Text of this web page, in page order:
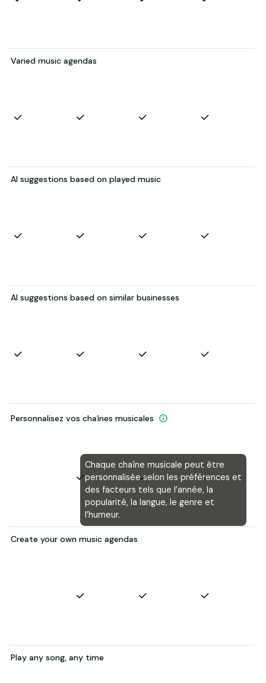
Varied music agendas
AI suggestions based on played music
AI suggestions based on similar businesses
Personnalisez vos chaînes musicales
Chaque chaîne musicale peut être
personnalisée selon les préférences et
des facteurs tels que l’année, la
popularité, la langue, le genre et
l’humeur.
Create your own music agendas
Play any song, any time